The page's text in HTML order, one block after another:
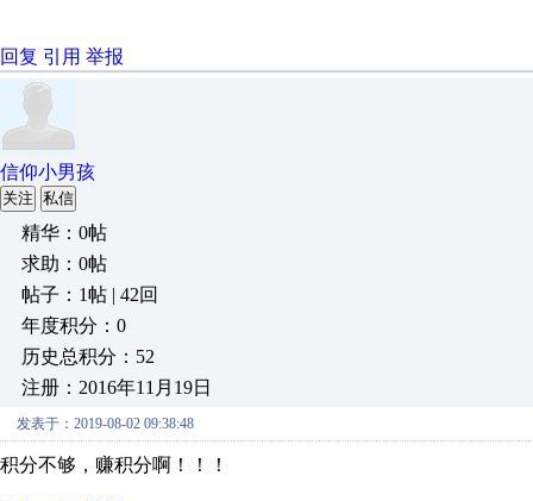
回复 引用 举报
信仰小男孩
关注 私信
精华：0帖
求助：0帖
帖子：1帖 | 42回
年度积分：0
历史总积分：52
注册：2016年11月19日
发表于：2019-08-02 09:38:48
积分不够，赚积分啊！！！